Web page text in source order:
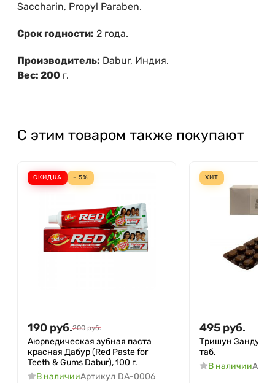
Saccharin, Propyl Paraben.
Срок годности: 2 года.
Производитель: Dabur, Индия.
Вес: 200 г.
С этим товаром также покупают
СКИДКА - 5%
190 руб.200 руб.
Аюрведическая зубная паста
красная Дабур (Red Paste for
Teeth & Gums Dabur), 100 г.
В наличииАртикул DA-0006
ХИТ
495 руб.
Тришун Занду
таб.
В наличии